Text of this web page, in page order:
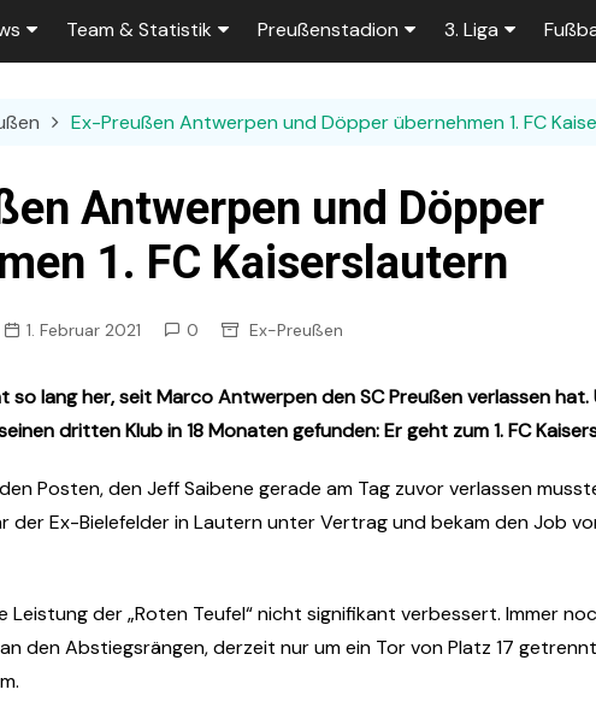
Spielplan 2025/2026
Team & Statistik
Sperren und Ausfälle
Zuschauer-Statistik
„Kicker“ Elf des Tages
Ewige Tabellen
DFB-Strafen
Preußenstadion
Fragen und Antworten
Stadionumbau ab 2025
Stadion-Meilensteine
Das aktuelle
Zuschauerkapazität
3. Liga
Spielplan
Zuschauer-
Rahmentermine
Ex-Preußen Antwerpen und Döpper übernehmen 1. FC
Antwerpen und Döpper
1. FC Kaiserslautern
1. Februar 2021 0 Ex-Preußen
so lang her, seit Marco Antwerpen den SC Preußen verlassen
dritten Klub in 18 Monaten gefunden: Er geht zum 1. FC
Posten, den Jeff Saibene gerade am Tag zuvor verlassen
der Ex-Bielefelder in Lautern unter Vertrag und bekam den Job
Leistung der „Roten Teufel“ nicht signifikant verbessert. Immer
den Abstiegsrängen, derzeit nur um ein Tor von Platz 17